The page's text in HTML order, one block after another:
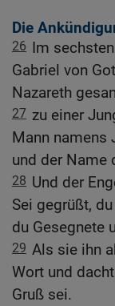
Die
26 Im
Gabriel von
Nazareth
27 zu einer
Mann namens
und der Name
28 Und der
Sei gegrüßt,
du Gesegnete
29 Als sie ihn
Wort und
Gruß sei.